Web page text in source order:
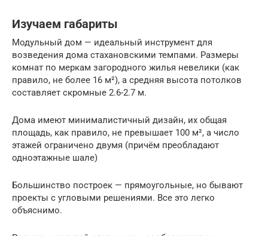
Изучаем габариты
Модульный дом — идеальный инструмент для
возведения дома стахановскими темпами. Размеры
комнат по меркам загородного жилья невелики (как
правило, не более 16 м²), а средняя высота потолков
составляет скромные 2.6-2.7 м.
Дома имеют минималистичный дизайн, их общая
площадь, как правило, не превышает 100 м², а число
этажей ограничено двумя (причём преобладают
одноэтажные шале)
Большинство построек — прямоугольные, но бывают
проекты с угловыми решениями. Все это легко
объяснимо.